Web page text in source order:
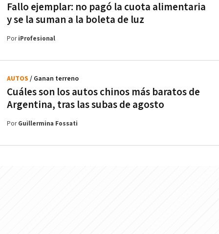
Fallo ejemplar: no pagó la cuota alimentaria
y se la suman a la boleta de luz
PoriProfesional
Cuáles son los autos chinos más baratos de
Argentina, tras las subas de agosto
AUTOS / Ganan terreno
PorGuillermina Fossati